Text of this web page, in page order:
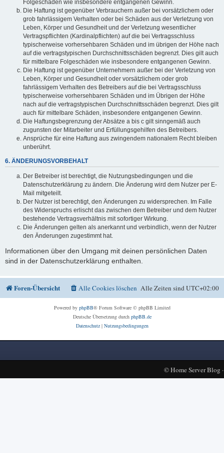
Folgeschäden wie insbesondere entgangenen Gewinn.
Die Haftung ist gegenüber Verbrauchern außer bei vorsätzlichem oder
grob fahrlässigem Verhalten oder bei Schäden aus der Verletzung von
Leben, Körper und Gesundheit und der Verletzung wesentlicher
Vertragspflichten (Kardinalpflichten) auf die bei Vertragsschluss
typischerweise vorhersehbaren Schäden und im übrigen der Höhe nach
auf die vertragstypischen Durchschnittsschäden begrenzt. Dies gilt auch
für mittelbare Folgeschäden wie insbesondere entgangenen Gewinn.
Die Haftung ist gegenüber Unternehmern außer bei der Verletzung von
Leben, Körper und Gesundheit oder vorsätzlichem oder grob
fahrlässigem Verhalten des Betreibers auf die bei Vertragsschluss
typischerweise vorhersehbaren Schäden und im Übrigen der Höhe
nach auf die vertragstypischen Durchschnittsschäden begrenzt. Dies gilt
auch für mittelbare Schäden, insbesondere entgangenen Gewinn.
Die Haftungsbegrenzung der Absätze a bis c gilt sinngemäß auch
zugunsten der Mitarbeiter und Erfüllungsgehilfen des Betreibers.
Ansprüche für eine Haftung aus zwingendem nationalem Recht bleiben
unberührt.
6. ÄNDERUNGSVORBEHALT
Der Betreiber ist berechtigt, die Nutzungsbedingungen und die
Datenschutzerklärung zu ändern. Die Änderung wird dem Nutzer per E-
Mail mitgeteilt.
Der Nutzer ist berechtigt, den Änderungen zu widersprechen. Im Falle
des Widerspruchs erlischt das zwischen dem Betreiber und dem Nutzer
bestehende Vertragsverhältnis mit sofortiger Wirkung.
Die Änderungen gelten als anerkannt und verbindlich, wenn der Nutzer
den Änderungen zugestimmt hat.
Informationen über den Umgang mit deinen persönlichen Daten
sind in der Datenschutzerklärung enthalten.
Foren-Übersicht Alle Zeiten sindUTC+02:00
Alle Cookies löschen
Powered by phpBB® Forum Software © phpBB Limited
Deutsche Übersetzung durch phpBB.de
Datenschutz| Nutzungsbedingungen
©Home Server Blog